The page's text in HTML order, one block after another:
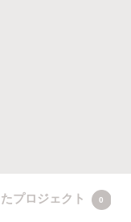
プロジェクト 0